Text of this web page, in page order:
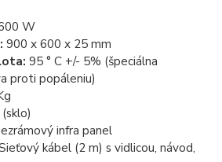
W
900 x 600 x 25 mm
95 ° C +/- 5% (špeciálna
proti popáleniu)
infra panel
kábel (2 m) s vidlicou, návod,